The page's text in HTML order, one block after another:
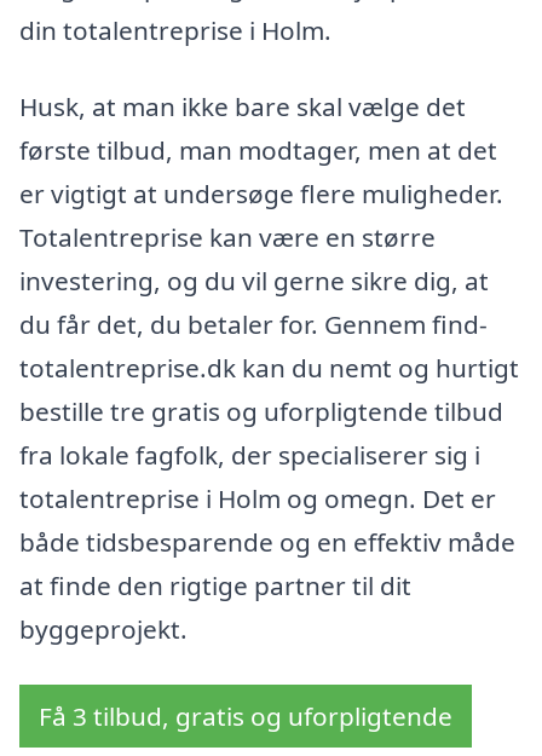
din totalentreprise i Holm.
Husk, at man ikke bare skal vælge det
første tilbud, man modtager, men at det
er vigtigt at undersøge flere muligheder.
Totalentreprise kan være en større
investering, og du vil gerne sikre dig, at
du får det, du betaler for. Gennem find-
totalentreprise.dk kan du nemt og hurtigt
bestille tre gratis og uforpligtende tilbud
fra lokale fagfolk, der specialiserer sig i
totalentreprise i Holm og omegn. Det er
både tidsbesparende og en effektiv måde
at finde den rigtige partner til dit
byggeprojekt.
Få 3 tilbud, gratis og uforpligtende